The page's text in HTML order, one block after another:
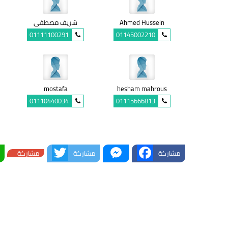
Ahmed Hussein
01145002210
شريف مصطفى
01111100291
hesham mahrous
01115666813
mostafa
01110440034
مشاركة Facebook
Messenger
مشاركة Twitterمشاركة